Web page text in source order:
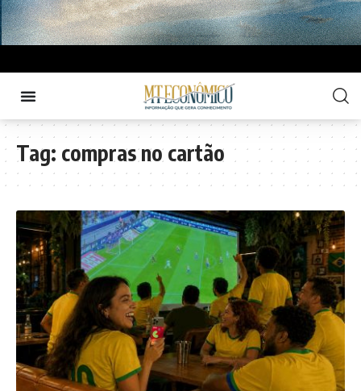
Tag: compras no cartão